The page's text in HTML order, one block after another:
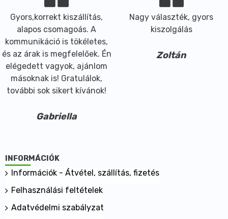
Gyors,korrekt kiszállítás,
alapos csomagoás. A
kommunikáció is tökéletes,
és az árak is megfelelőek. Én
elégedett vagyok, ajánlom
másoknak is! Gratulálok,
további sok sikert kívánok!
Gabriella
Nagy választék, gyors
kiszolgálás
Zoltán
INFORMÁCIÓK
Információk - Átvétel, szállítás, fizetés
Felhasználási feltételek
Adatvédelmi szabályzat